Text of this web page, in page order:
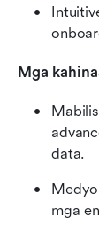
Mga
data.
mga